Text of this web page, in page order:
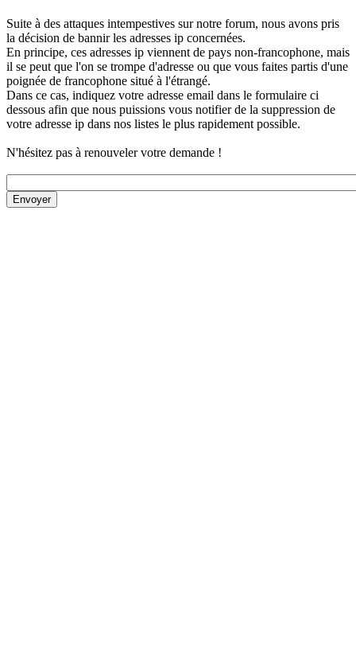
Suite à des attaques intempestives sur notre forum, nous avons pris
la décision de bannir les adresses ip concernées.
En principe, ces adresses ip viennent de pays non-francophone, mais
il se peut que l'on se trompe d'adresse ou que vous faites partis d'une
poignée de francophone situé à l'étrangé.
Dans ce cas, indiquez votre adresse email dans le formulaire ci
dessous afin que nous puissions vous notifier de la suppression de
votre adresse ip dans nos listes le plus rapidement possible.
N'hésitez pas à renouveler votre demande !